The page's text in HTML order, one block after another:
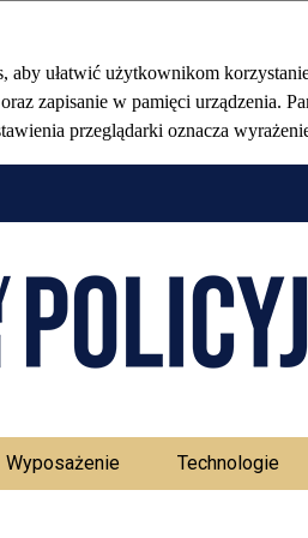
Wyposażenie Technologie